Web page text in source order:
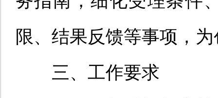
限、结果反馈等事项，
三、工作要求